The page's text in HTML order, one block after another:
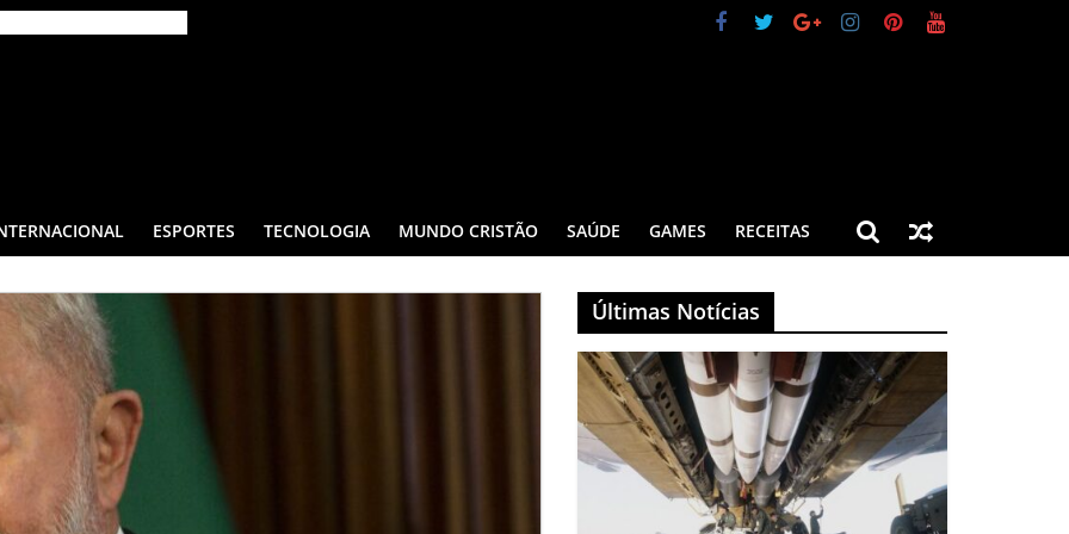
ESPORTES TECNOLOGIA MUNDO CRISTÃO SAÚDE GAMES RECEITAS
Últimas Notícias